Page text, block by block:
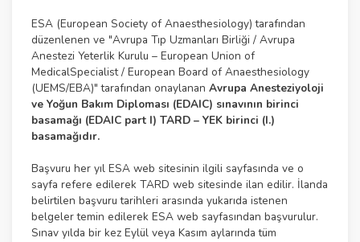
ESA (European Society of Anaesthesiology) tarafından
düzenlenen ve "Avrupa Tıp Uzmanları Birliği / Avrupa
Anestezi Yeterlik Kurulu – European Union of
MedicalSpecialist / European Board of Anaesthesiology
(UEMS/EBA)" tarafından onaylanan Avrupa Anesteziyoloji
ve Yoğun Bakım Diploması (EDAIC) sınavının birinci
basamağı (EDAIC part I) TARD – YEK birinci (I.)
basamağıdır.
Başvuru her yıl ESA web sitesinin ilgili sayfasında ve o
sayfa refere edilerek TARD web sitesinde ilan edilir. İlanda
belirtilen başvuru tarihleri arasında yukarıda istenen
belgeler temin edilerek ESA web sayfasından başvurulur.
Sınav yılda bir kez Eylül veya Kasım aylarında tüm